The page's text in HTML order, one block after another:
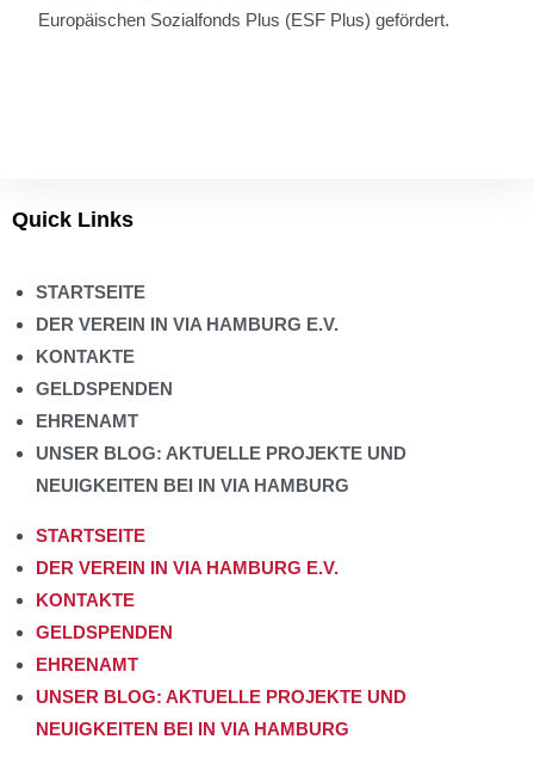
Europäischen Sozialfonds Plus (ESF Plus) gefördert.
Quick Links
STARTSEITE
DER VEREIN IN VIA HAMBURG E.V.
KONTAKTE
GELDSPENDEN
EHRENAMT
UNSER BLOG: AKTUELLE PROJEKTE UND
NEUIGKEITEN BEI IN VIA HAMBURG
STARTSEITE
DER VEREIN IN VIA HAMBURG E.V.
KONTAKTE
GELDSPENDEN
EHRENAMT
UNSER BLOG: AKTUELLE PROJEKTE UND
NEUIGKEITEN BEI IN VIA HAMBURG